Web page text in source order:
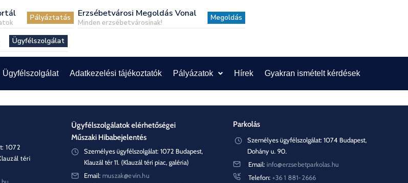
Pályáztatás Erzsébetvárosi Megoldás Vonal
Minden erzsébetvárosinak!
Megoldás
Ügyfélszolgálat
Ügyfélszolgálat Adatkezelési tájékoztatók Pályázatok Hírek Gyakran ismételt kérdések
1072
téri
Ügyfélszolgálatok elérhetőségei
Műszaki Hibabejelentés
Személyes ügyfélszolgálat: 1072 Budapest,
Klauzál tér 11. (Klauzál téri piac, galéria)
Email: muszak@evin.hu
Parkolás
Személyes ügyfélszolgálat: 1074 Budapest,
Dohány u. 90.
Email: info@erzsebetparkolas.hu
Telefon: +36 1 881-2666